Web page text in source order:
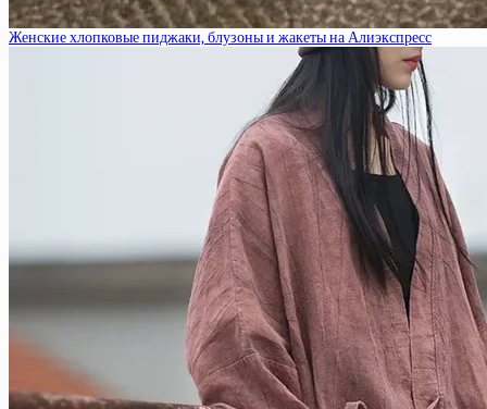
Женские хлопковые пиджаки, блузоны и жакеты на Алиэкспресс